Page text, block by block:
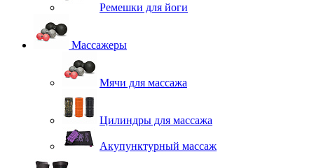
Ремешки для йоги
Массажеры
Мячи для массажа
Цилиндры для массажа
Акупунктурный массаж